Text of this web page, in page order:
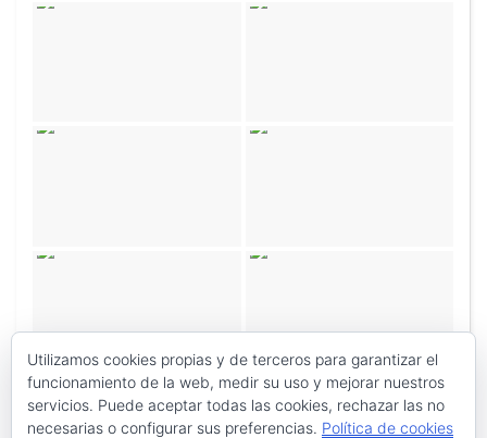
Utilizamos cookies propias y de terceros para garantizar el
funcionamiento de la web, medir su uso y mejorar nuestros
servicios. Puede aceptar todas las cookies, rechazar las no
necesarias o configurar sus preferencias. Política de cookies